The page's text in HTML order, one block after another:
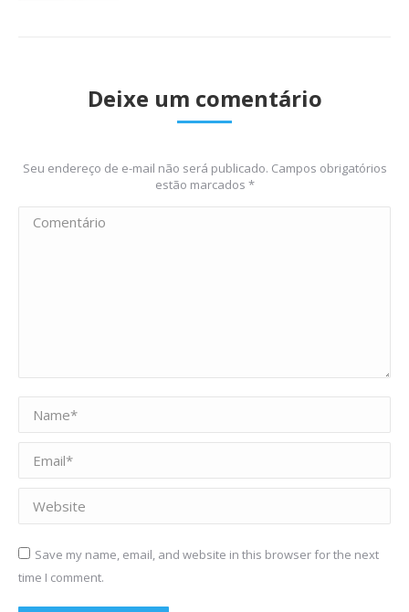
Deixe um comentário
Seu endereço de e-mail não será publicado. Campos obrigatórios
estão marcados *
Comentário
Name *
Email *
Website
Save my name, email, and website in this browser for the next
time I comment.